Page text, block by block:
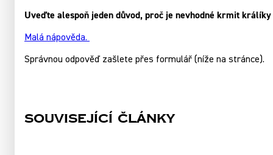
Uveďte alespoň jeden důvod, proč je nevhodné krmit
Malá nápověda.
Správnou odpověď zašlete přes formulář (níže na stránce).
Související články